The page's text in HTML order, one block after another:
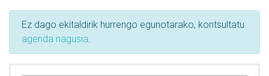
Ez dago ekitaldirik hurrengo egunotarako, kontsultatu
agenda nagusia